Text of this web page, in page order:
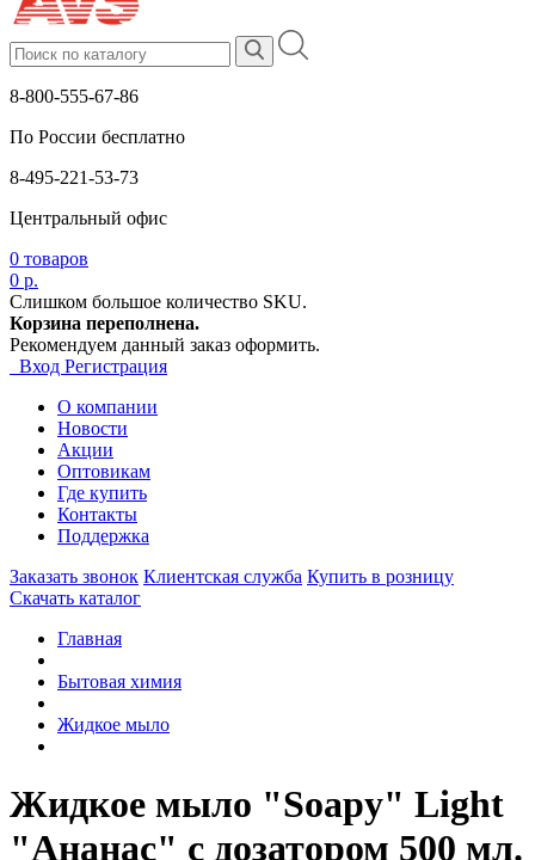
8-800-555-67-86
По России бесплатно
8-495-221-53-73
Центральный офис
0 товаров
0 р.
Слишком большое количество SKU.
Корзина переполнена.
Рекомендуем данный заказ оформить.
Вход Регистрация
О компании
Новости
Акции
Оптовикам
Где купить
Контакты
Поддержка
Заказать звонок Клиентская служба Купить в розницу
Скачать каталог
Главная
Бытовая химия
Жидкое мыло
Жидкое мыло "Soapy" Light
"Ананас" с дозатором 500 мл.